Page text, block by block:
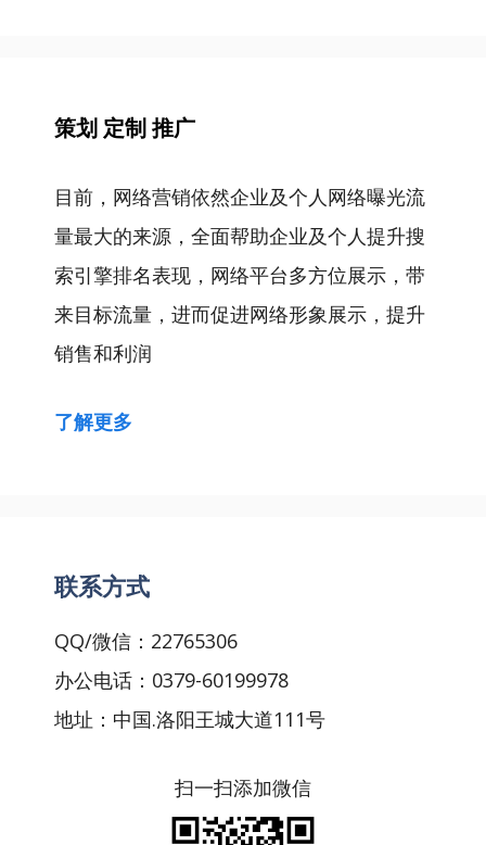
策划 定制 推广
目前，网络营销依然企业及个人网络曝光流
量最大的来源，全面帮助企业及个人提升搜
索引擎排名表现，网络平台多方位展示，带
来目标流量，进而促进网络形象展示，提升
销售和利润
了解更多
联系方式
QQ/微信：22765306
办公电话：0379-60199978
地址：中国.洛阳王城大道111号
扫一扫添加微信